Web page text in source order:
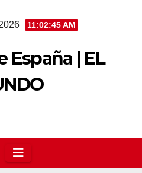
11:02:45 AM
España | EL